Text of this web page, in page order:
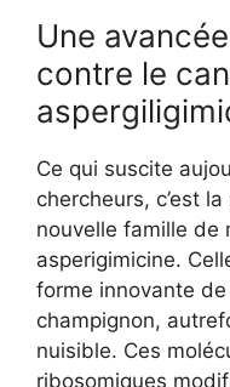
Une
contre le
Ce qui suscite
chercheurs, c’est
nouvelle famille de
asperigimicine.
forme innovante
champignon,
nuisible. Ces
ribosomiques